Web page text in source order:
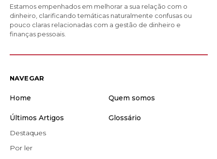
Estamos empenhados em melhorar a sua relação com o
dinheiro, clarificando temáticas naturalmente confusas ou
pouco claras relacionadas com a gestão de dinheiro e
finanças pessoais.
NAVEGAR
Home Quem somos
Últimos Artigos
Destaques
Por ler
Glossário